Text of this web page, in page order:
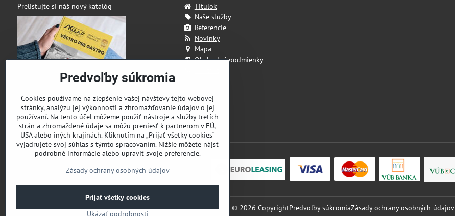
Prelistujte si náš nový katalóg
Titulok
Naše služby
Referencie
Novinky
Mapa
Obchodné podmienky
© 2026 CopyrightPredvoľby súkromiaZásady ochrany osobných údajov
Predvoľby súkromia
Cookies používame na zlepšenie vašej návštevy tejto webovej
stránky, analýzu jej výkonnosti a zhromažďovanie údajov o jej
používaní. Na tento účel môžeme použiť nástroje a služby tretích
strán a zhromaždené údaje sa môžu preniesť k partnerom v EÚ,
USA alebo iných krajinách. Kliknutím na „Prijať všetky cookies“
vyjadrujete svoj súhlas s týmto spracovaním. Nižšie môžete nájsť
podrobné informácie alebo upraviť svoje preferencie.
Zásady ochrany osobných údajov
Ukázať podrobnosti
Prijať všetky cookies